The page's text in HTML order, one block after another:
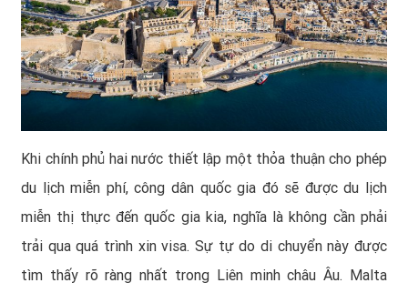
Khi chính phủ hai nước thiết lập một thỏa thuận cho phép
du lịch miễn phí, công dân quốc gia đó sẽ được du lịch
miễn thị thực đến quốc gia kia, nghĩa là không cần phải
trải qua quá trình xin visa. Sự tự do di chuyển này được
tìm thấy rõ ràng nhất trong Liên minh châu Âu. Malta